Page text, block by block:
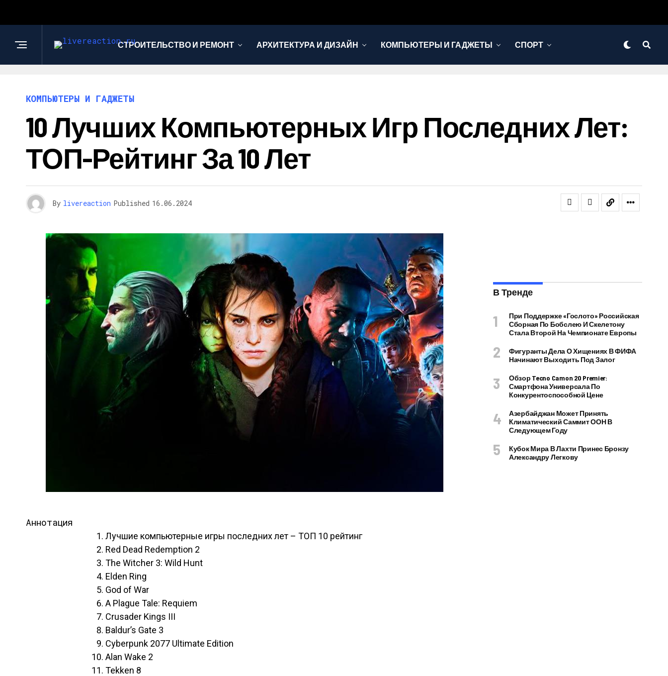
СТРОИТЕЛЬСТВО И РЕМОНТ АРХИТЕКТУРА И ДИЗАЙН КОМПЬЮТЕРЫ И ГАДЖЕТЫ СПОРТ
КОМПЬЮТЕРЫ И ГАДЖЕТЫ
10 Лучших Компьютерных Игр Последних Лет:
ТОП-Рейтинг За 10 Лет
By livereaction Published 16.06.2024
Аннотация
Лучшие компьютерные игры последних лет – ТОП 10 рейтинг
Red Dead Redemption 2
The Witcher 3: Wild Hunt
Elden Ring
God of War
A Plague Tale: Requiem
Crusader Kings III
Baldur’s Gate 3
Cyberpunk 2077 Ultimate Edition
Alan Wake 2
Tekken 8
В Тренде
При Поддержке «Гослото» Российская
Сборная По Бобслею И Скелетону
Стала Второй На Чемпионате Европы
Фигуранты Дела О Хищениях В ФИФА
Начинают Выходить Под Залог
Обзор Tecno Camon 20 Premier:
Смартфона Универсала По
Конкурентоспособной Цене
Азербайджан Может Принять
Климатический Саммит ООН В
Следующем Году
Кубок Мира В Лахти Принес Бронзу
Александру Легкову